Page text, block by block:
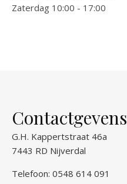
Zaterdag 10:00 - 17:00
Contactgevens
G.H. Kappertstraat 46a
7443 RD Nijverdal
Telefoon: 0548 614 091